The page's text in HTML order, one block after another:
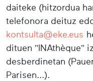
daiteke (hitzordua
telefonora deituz
kontsulta@eke.eus
dituen "INAthèque"
desberdinetan
Parisen...).